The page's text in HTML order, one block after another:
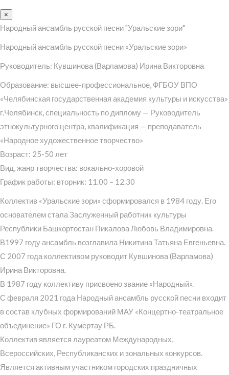
×
Народный ансамбль русской песни "Уральские зори"
Народный ансамбль русской песни «Уральские зори»
Руководитель: Кувшинова (Варламова) Ирина Викторовна
Образование: высшее-профессиональное, ФГБОУ ВПО
«Челябинская государственная академия культуры и искусства»
г.Челябинск, специальность по диплому — Руководитель
этнокультурного центра, квалификация — преподаватель
«Народное художественное творчество»
Возраст: 25-50 лет
Вид, жанр творчества: вокально-хоровой
График работы: вторник: 11.00 – 12.30
Коллектив «Уральские зори» сформировался в 1984 году. Его
основателем стала Заслуженный работник культуры
Республики Башкортостан Пикалова Любовь Владимировна.
В1997 году ансамбль возглавила Никитина Татьяна Евгеньевна.
С 2007 года коллективом руководит Кувшинова (Варламова)
Ирина Викторовна.
В 1987 году коллективу присвоено звание «Народный».
С февраля 2021 года Народный ансамбль русской песни входит
в состав клубных формирований МАУ «Концертно-театральное
объединение» ГО г. Кумертау РБ.
Коллектив является лауреатом Международных,
Всероссийских, Республиканских и зональных конкурсов.
Является активным участником городских праздничных